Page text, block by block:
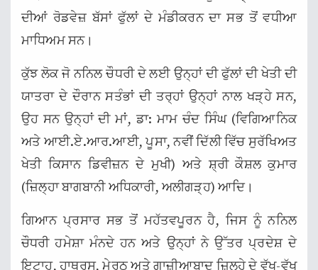
ਦੀਆਂ ਰੋਡਵੇਜ਼ ਬੱਸਾਂ ਫੁੱਲਾਂ ਦੇ ਮੰਡੀਕਰਨ ਦਾ ਸਭ ਤੋਂ ਵਧੀਆ
ਮਾਧਿਅਮ ਸਨ।
ਕੁੱਝ ਲੋਕ ਜੋ ਨਨਿਲ ਚੌਧਰੀ ਦੇ ਲਈ ਉਨ੍ਹਾਂ ਦੀ ਫੁੱਲਾਂ ਦੀ ਖੇਤੀ ਦੀ
ਯਾਤਰਾ ਦੇ ਦੌਰਾਨ ਸਤੰਭਾਂ ਦੀ ਤਰ੍ਹਾਂ ਉਨ੍ਹਾਂ ਨਾਲ ਖੜ੍ਹੇ ਸਨ,
ਉਹ ਸਨ ਉਨ੍ਹਾਂ ਦੀ ਮਾਂ, ਡਾ: ਮਾਮ ਚੰਦ ਸਿੰਘ (ਵਿਗਿਆਨਿਕ
ਅਤੇ ਆਈ.ਏ.ਆਰ.ਆਈ, ਪੂਸਾ, ਨਵੀਂ ਦਿੱਲੀ ਵਿੱਚ ਸੁਰੱਖਿਅਤ
ਖੇਤੀ ਕਿਸਾਨ ਡਿਵੀਜ਼ਨ ਦੇ ਮੁਖੀ) ਅਤੇ ਸ਼੍ਰੀ ਕੌਸ਼ਲ ਕੁਮਾਰ
(ਜ਼ਿਲ੍ਹਾ ਬਾਗਬਾਨੀ ਅਧਿਕਾਰੀ, ਅਲੀਗੜ੍ਹ) ਆਦਿ।
ਗਿਆਨ ਪ੍ਰਸਾਰ ਸਭ ਤੋਂ ਮਹੱਤਵਪੂਰਨ ਹੈ, ਜਿਸ ਨੂੰ ਨਨਿਲ
ਚੌਧਰੀ ਹਮੇਸ਼ਾ ਮੰਨਦੇ ਹਨ ਅਤੇ ਉਨ੍ਹਾਂ ਨੇ ਉੱਤਰ ਪ੍ਰਦੇਸ਼ ਦੇ
ਇਟਾਹ, ਹਾਥਰਸ, ਮੇਰਠ ਅਤੇ ਗਾਜ਼ੀਆਬਾਦ ਜ਼ਿਲ੍ਹੇ ਦੇ ਵੱਖ-ਵੱਖ